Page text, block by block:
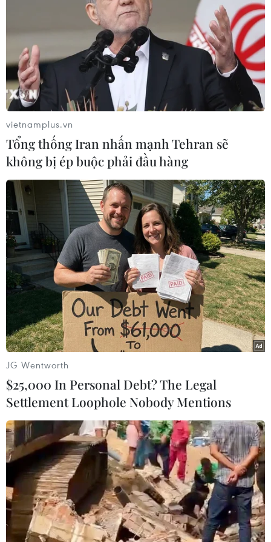
do Nga tuyên bố đơn phương.
Quân đội Syria đã kiểm soát một khu vực
trọng yếu của Aleppo
09/11/2016 01:27
Quân đội Syria tuyên bố đã giành được quyền kiểm
soát một quận chiến lược của thành phố Aleppo, đánh
dấu bước tiến quan trọng nhất ở thành phố bị chia cắt
bởi chính quyền Damascus.
vietnamplus.vn
Tổng thống Iran nhấn mạnh Tehran sẽ
không bị ép buộc phải đầu hàng
JG Wentworth
$25,000 In Personal Debt? The Legal
Settlement Loophole Nobody Mentions